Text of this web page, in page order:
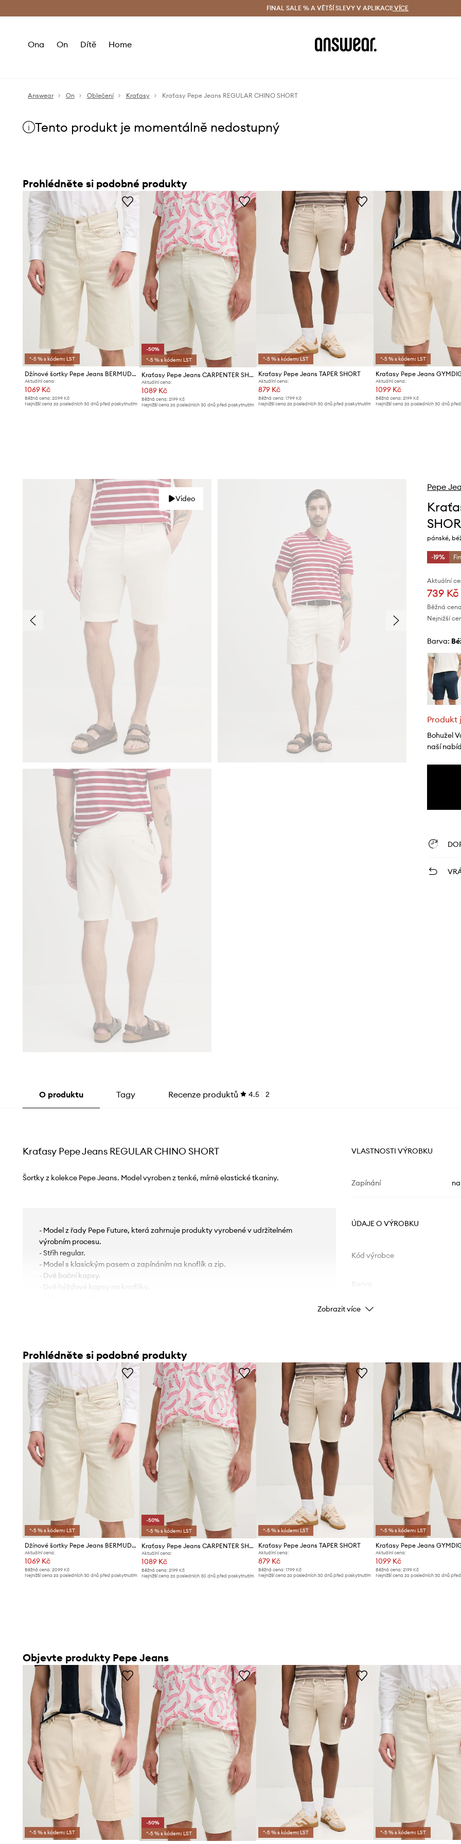
Doručení a vrácení zdarma (od 1800 Kč) Doručení i do 24 h
FINAL SALE % A VĚTŠÍ SLEVY V APLIKACI! VÍCE
Ona On Dítě Home
Answear On Oblečení Kraťasy Kraťasy Pepe Jeans REGULAR CHINO SHORT
Tento produkt je momentálně nedostupný
Prohlédněte si podobné produkty
*-5 % s kódem: LST
Džínové šortky Pepe Jeans BERMUDA SHORT ECRU
Aktuální cena:
1069 Kč
Běžná cena: 2099 Kč
Nejnižší cena za posledních 30 dnů před poskytnutím
-50%
*-5 % s kódem: LST
Kraťasy Pepe Jeans CARPENTER SHORT
Aktuální cena:
1089 Kč
Běžná cena:2199 Kč
Nejnižší cena za posledních 30 dnů před poskytnutím
*-5 % s kódem: LST
Kraťasy Pepe Jeans TAPER SHORT
Aktuální cena:
879 Kč
Běžná cena: 1799 Kč
Nejnižší cena za posledních 30 dnů před poskytnutím
*-5 % s kódem: LST
Aktuální cena:
1099 Kč
Běžná cena: 2199 Kč
Nejnižší cena za posledních 30 dnů
Video
Pepe
pánské,
-19%
Aktuální
739 Kč
Běžná
Nejnižší
Barva:
Produkt
Bohužel
naší
O produktu Tagy Recenze produktů 4.5 2
Kraťasy Pepe Jeans REGULAR CHINO SHORT
Šortky z kolekce Pepe Jeans. Model vyroben z tenké, mírně elastické tkaniny.
- Model z řady Pepe Future, která zahrnuje produkty vyrobené v udržitelném
výrobním procesu.
- Střih regular.
- Model s klasickým pasem a zapínáním na knoflík a zip.
- Dvě boční kapsy.
- Dvě hýžďové kapsy na knoflíky.
- Rozměry pro velikost: 31.
VLASTNOSTI VÝROBKU
Zapínání
ÚDAJE O VÝROBKU
Kód výrobce
Značka
Zobrazit více
Prohlédněte si podobné produkty
*-5 % s kódem: LST
Džínové šortky Pepe Jeans BERMUDA SHORT ECRU
Aktuální cena:
1069 Kč
Běžná cena: 2099 Kč
Nejnižší cena za posledních 30 dnů před poskytnutím
-50%
*-5 % s kódem: LST
Kraťasy Pepe Jeans CARPENTER SHORT
Aktuální cena:
1089 Kč
Běžná cena:2199 Kč
Nejnižší cena za posledních 30 dnů před poskytnutím
*-5 % s kódem: LST
Kraťasy Pepe Jeans TAPER SHORT
Aktuální cena:
879 Kč
Běžná cena: 1799 Kč
Nejnižší cena za posledních 30 dnů před poskytnutím
*-5 % s kódem: LST
Aktuální cena:
1099 Kč
Běžná cena: 2199 Kč
Nejnižší cena za posledních 30 dnů
Objevte produkty Pepe Jeans
*-5 % s kódem: LST
-50%
*-5 % s kódem: LST
*-5 % s kódem: LST *-5 % s kódem: LST